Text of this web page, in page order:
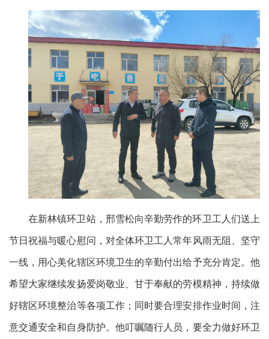
在新林镇环卫站，邢雪松向辛勤劳作的环卫工人们送上
节日祝福与暖心慰问，对全体环卫工人常年风雨无阻、坚守
一线，用心美化辖区环境卫生的辛勤付出给予充分肯定。他
希望大家继续发扬爱岗敬业、甘于奉献的劳模精神，持续做
好辖区环境整治等各项工作；同时要合理安排作业时间，注
意交通安全和自身防护。他叮嘱随行人员，要全力做好环卫